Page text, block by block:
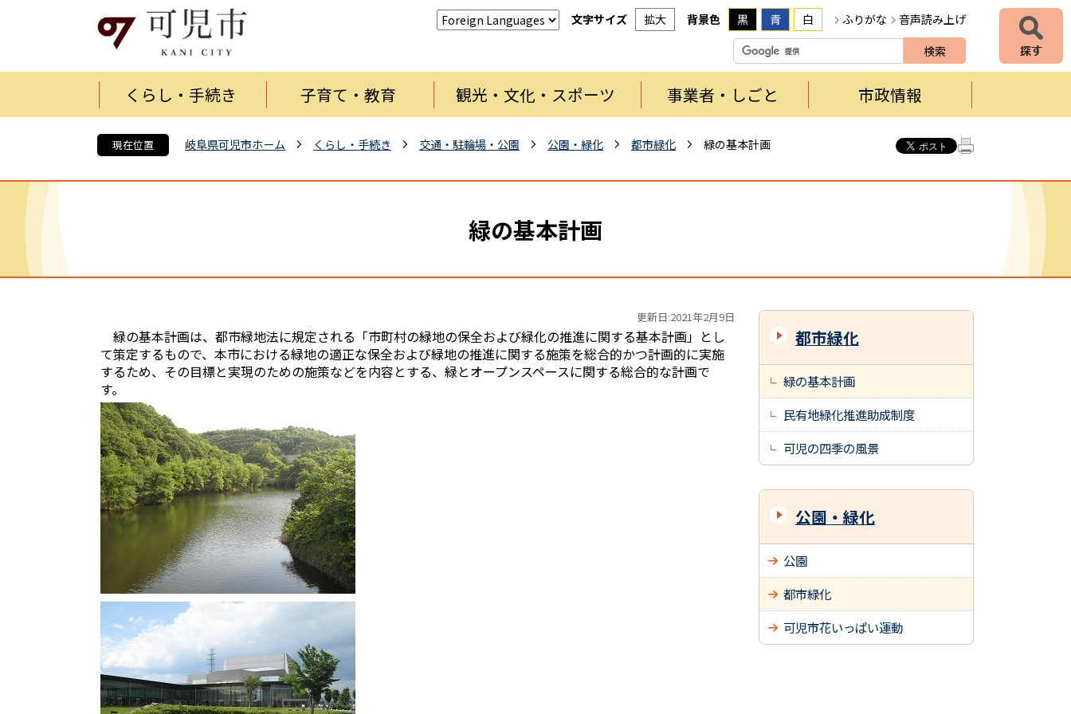
文字サイズ 拡大 背景色 黒 青 白 ふりがな 音声読み上げ
くらし・手続き 子育て・教育 観光・文化・スポーツ 事業者・しごと 市政情報
現在位置 岐阜県可児市ホーム くらし・手続き 交通・駐輪場・公園 公園・緑化 都市緑化 緑の基本計画
緑の基本計画
更新日:2021年2月9日
緑の基本計画は、都市緑地法に規定される「市町村の緑地の保全および緑化の推進に関する基本計画」とし
て策定するもので、本市における緑地の適正な保全および緑地の推進に関する施策を総合的かつ計画的に実施
するため、その目標と実現のための施策などを内容とする、緑とオープンスペースに関する総合的な計画で
す。
都市緑化
緑の基本計画
民有地緑化推進助成制度
可児の四季の風景
公園・緑化
公園
都市緑化
可児市花いっぱい運動